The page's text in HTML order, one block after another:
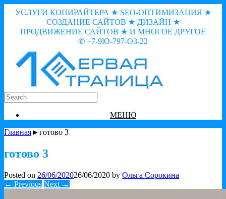
УСЛУГИ КОПИРАЙТЕРА ★ SEO-ОПТИМИЗАЦИЯ ★
СОЗДАНИЕ САЙТОВ ★ ДИЗАЙН ★
ПРОДВИЖЕНИЕ САЙТОВ ★ И МНОГОЕ ДРУГОЕ
✆ +7-9lO-797-O3-22
МЕНЮ
Главная►готово 3
готово 3
Posted on 26/06/202026/06/2020 by Ольга Сорокина
← Previous Next →